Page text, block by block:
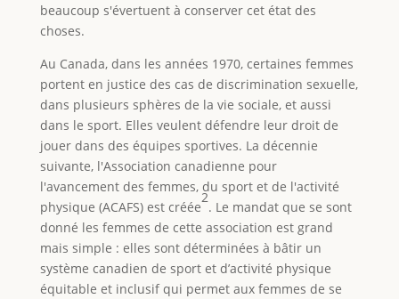
beaucoup s'évertuent à conserver cet état des
choses.
Au Canada, dans les années 1970, certaines femmes
portent en justice des cas de discrimination sexuelle,
dans plusieurs sphères de la vie sociale, et aussi
dans le sport. Elles veulent défendre leur droit de
jouer dans des équipes sportives. La décennie
suivante, l'Association canadienne pour
l'avancement des femmes, du sport et de l'activité
physique (ACAFS) est créée
2
. Le mandat que se sont
donné les femmes de cette association est grand
mais simple : elles sont déterminées à bâtir un
système canadien de sport et d’activité physique
équitable et inclusif qui permet aux femmes de se